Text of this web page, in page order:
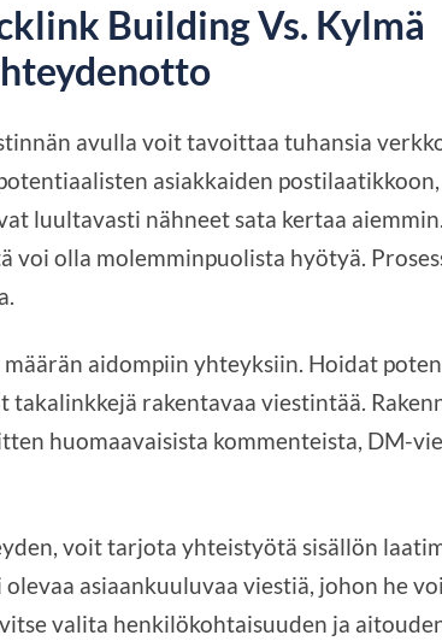
Building Vs. Kylmä
avulla voit tavoittaa tuhansia
asiakkaiden
luultavasti nähneet sata kertaa
voi olla molemminpuolista hyötyä.
aidompiin yhteyksiin. Hoidat
takalinkkejä rakentavaa viestintää.
huomaavaisista kommenteista, DM-
voit tarjota yhteistyötä sisällön
asiaankuuluvaa viestiä, johon he
valita henkilökohtaisuuden ja